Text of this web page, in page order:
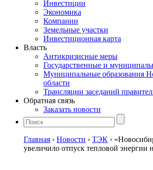
Инвестиции
Экономика
Компании
Земельные участки
Инвестиционная карта
Власть
Антикризисные меры
Государственные и
Муниципальные образования
области
Трансляции заседаний
Обратная связь
Заказать новости
Главная › Новости › ТЭК ›
увеличило отпуск тепловой энергии